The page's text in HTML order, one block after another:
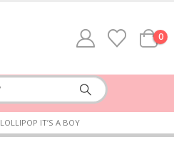
0
LOLLIPOP IT’S A BOY